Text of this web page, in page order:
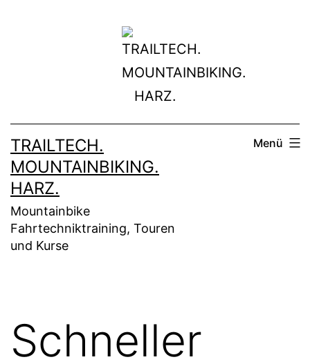
TRAILTECH.
MOUNTAINBIKING.
HARZ.
Mountainbike
Fahrtechniktraining, Touren
und Kurse
Menü
Schneller